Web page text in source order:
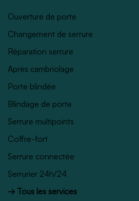
Ouverture de porte
Changement de serrure
Réparation serrure
Après cambriolage
Porte blindée
Blindage de porte
Serrure multipoints
Coffre-fort
Serrure connectée
Serrurier 24h/24
→ Tous les services